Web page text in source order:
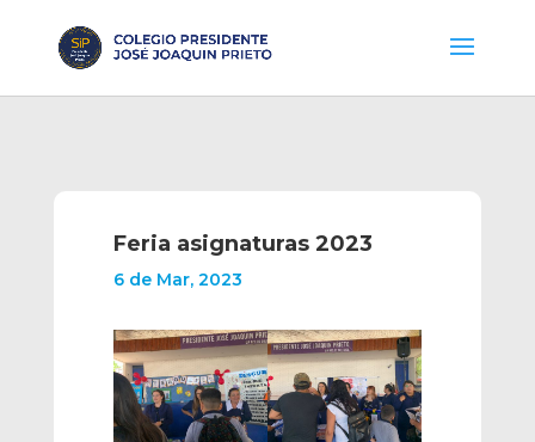
Feria asignaturas 2023
6 de Mar, 2023